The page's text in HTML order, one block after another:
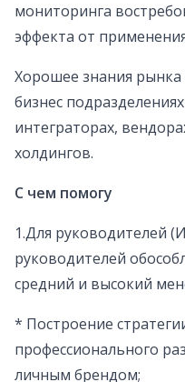
мониторинга
эффекта от
Хорошее знания
бизнес
интеграторах,
холдингов.
С чем помогу
1.Для руководителей
руководителей
средний и высокий
* Построение
профессионального
личным брендом;